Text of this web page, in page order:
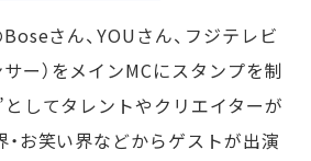
さん、YOUさん、フジテレビ
ー）をメインMCにスタンプを制
してタレントやクリエイターが
・お笑い界などからゲストが出演